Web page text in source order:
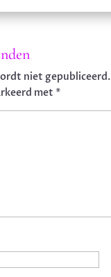
niet gepubliceerd.
met *